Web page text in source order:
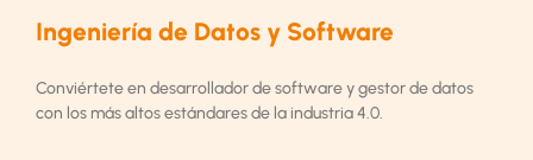
Ingeniería de Datos y Software
Conviértete en desarrollador de software y gestor de datos
con los más altos estándares de la industria 4.0.